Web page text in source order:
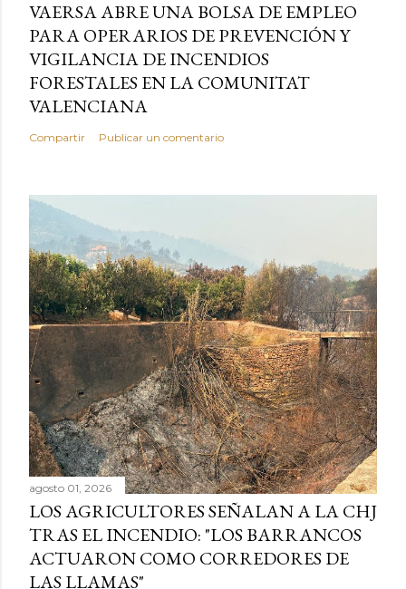
VAERSA ABRE UNA BOLSA DE EMPLEO
PARA OPERARIOS DE PREVENCIÓN Y
VIGILANCIA DE INCENDIOS
FORESTALES EN LA COMUNITAT
VALENCIANA
Compartir Publicar un comentario
agosto 01, 2026
LOS AGRICULTORES SEÑALAN A LA CHJ
TRAS EL INCENDIO: "LOS BARRANCOS
ACTUARON COMO CORREDORES DE
LAS LLAMAS"